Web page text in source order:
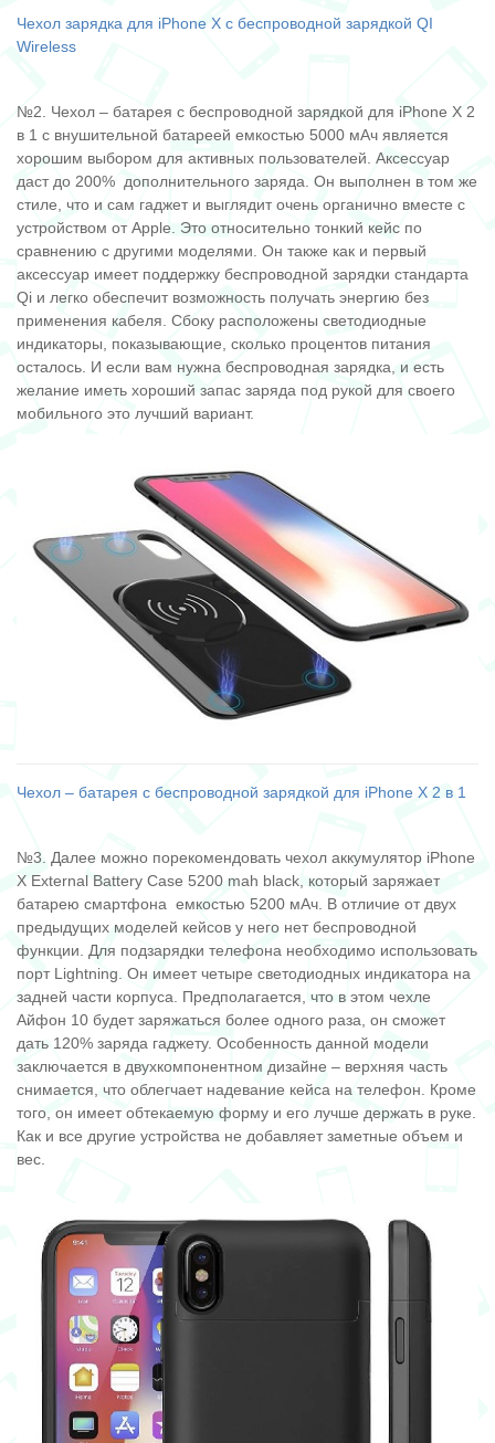
Чехол зарядка для iPhone Х с беспроводной зарядкой QI
Wireless
№2. Чехол – батарея с беспроводной зарядкой для iPhone X 2
в 1 с внушительной батареей емкостью 5000 мАч является
хорошим выбором для активных пользователей. Аксессуар
даст до 200% дополнительного заряда. Он выполнен в том же
стиле, что и сам гаджет и выглядит очень органично вместе с
устройством от Apple. Это относительно тонкий кейс по
сравнению с другими моделями. Он также как и первый
аксессуар имеет поддержку беспроводной зарядки стандарта
Qi и легко обеспечит возможность получать энергию без
применения кабеля. Сбоку расположены светодиодные
индикаторы, показывающие, сколько процентов питания
осталось. И если вам нужна беспроводная зарядка, и есть
желание иметь хороший запас заряда под рукой для своего
мобильного это лучший вариант.
Чехол – батарея с беспроводной зарядкой для iPhone X 2 в 1
№3. Далее можно порекомендовать чехол аккумулятор iPhone
X External Battery Case 5200 mah black, который заряжает
батарею смартфона емкостью 5200 мАч. В отличие от двух
предыдущих моделей кейсов у него нет беспроводной
функции. Для подзарядки телефона необходимо использовать
порт Lightning. Он имеет четыре светодиодных индикатора на
задней части корпуса. Предполагается, что в этом чехле
Айфон 10 будет заряжаться более одного раза, он сможет
дать 120% заряда гаджету. Особенность данной модели
заключается в двухкомпонентном дизайне – верхняя часть
снимается, что облегчает надевание кейса на телефон. Кроме
того, он имеет обтекаемую форму и его лучше держать в руке.
Как и все другие устройства не добавляет заметные объем и
вес.